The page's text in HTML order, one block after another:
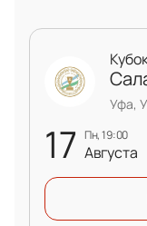
17 пн, 19:00
Августа
Уфа,